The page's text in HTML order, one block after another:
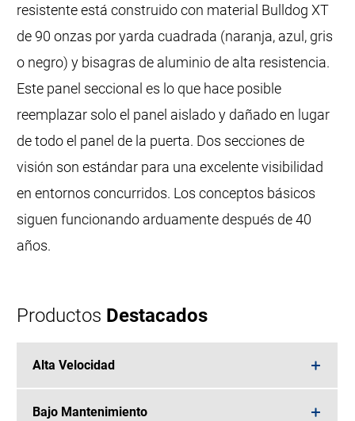
resistente está construido con material Bulldog XT
de 90 onzas por yarda cuadrada (naranja, azul, gris
o negro) y bisagras de aluminio de alta resistencia.
Este panel seccional es lo que hace posible
reemplazar solo el panel aislado y dañado en lugar
de todo el panel de la puerta. Dos secciones de
visión son estándar para una excelente visibilidad
en entornos concurridos. Los conceptos básicos
siguen funcionando arduamente después de 40
años.
Productos Destacados
Alta Velocidad
Bajo Mantenimiento